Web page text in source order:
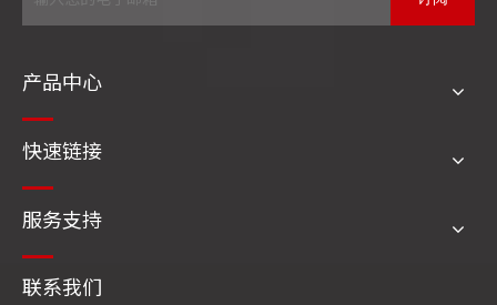
WNSL燃油燃气锅炉
SFG角管锅炉
危废、固废焚烧余热锅炉
产品中心
快速链接
服务支持
联系我们